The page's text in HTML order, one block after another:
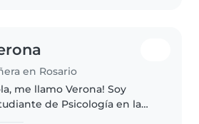
en Rosario
me llamo Verona! Soy
de Psicología en la